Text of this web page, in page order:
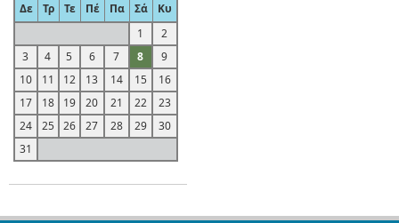
Δε
Τρ Τε Πέ Πα Σά
Κυ
1
2
3
4 5 6 7 8
9
10
11 12 13 14 15
16
17
18 19 20 21 22
23
24
25 26 27 28 29
30
31